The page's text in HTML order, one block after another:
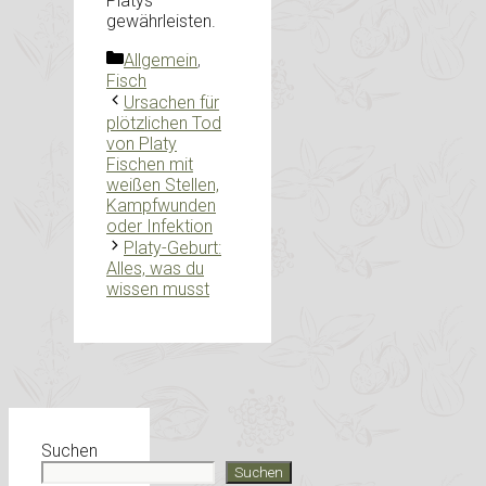
gewährleisten.
Kategorien
Allgemein,
Fisch
Ursachen für
plötzlichen Tod
von Platy
Fischen mit
weißen Stellen,
Kampfwunden
oder Infektion
Platy-Geburt:
Alles, was du
wissen musst
Suchen
Suchen